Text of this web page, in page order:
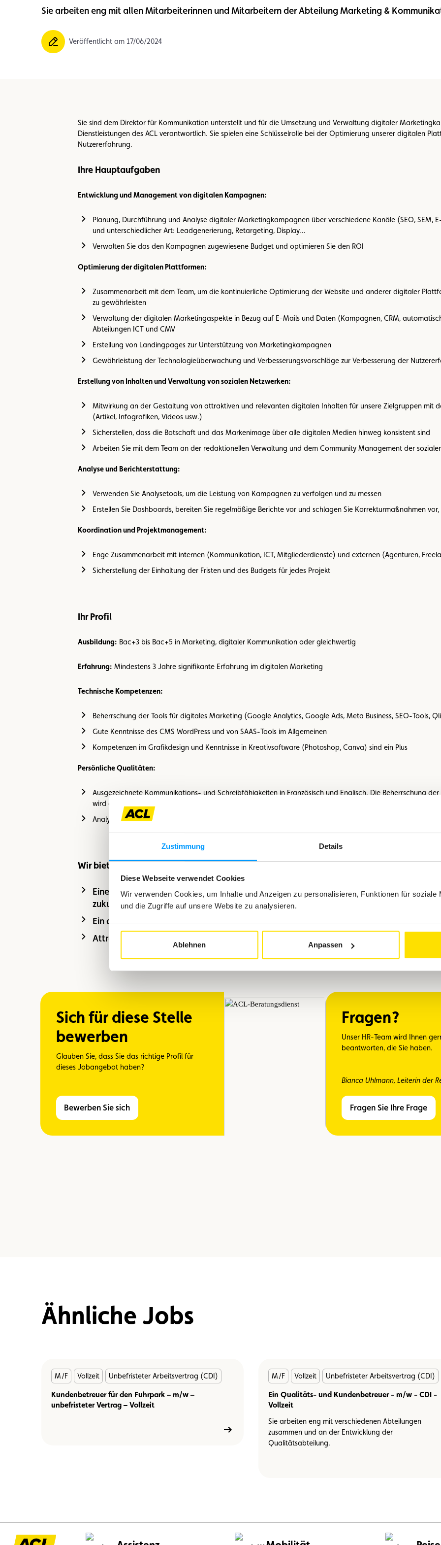
Zustimmung Details
Diese Webseite verwendet Cookies
Wir verwenden Cookies, um Inhalte und Anzeigen zu personalisieren, Funktionen für soziale
und die Zugriffe auf unsere Website zu analysieren.
Ablehnen Anpassen
Mitglied Mitgliedervorteile Vignetten Umweltplakette Kaufvertrag
Sie arbeiten eng mit allen Mitarbeiterinnen und Mitarbeitern der Abteilung Marketing &
Veröffentlicht am 17/06/2024
Sie sind dem Direktor für Kommunikation unterstellt und für die Umsetzung und Verwaltung digitaler
Dienstleistungen des ACL verantwortlich. Sie spielen eine Schlüsselrolle bei der Optimierung unserer digitalen
Nutzererfahrung.
Ihre Hauptaufgaben
Entwicklung und Management von digitalen Kampagnen:
Planung, Durchführung und Analyse digitaler Marketingkampagnen über verschiedene Kanäle (SEO, SEM,
und unterschiedlicher Art: Leadgenerierung, Retargeting, Display…
Verwalten Sie das den Kampagnen zugewiesene Budget und optimieren Sie den ROI
Optimierung der digitalen Plattformen:
Zusammenarbeit mit dem Team, um die kontinuierliche Optimierung der Website und anderer digitaler
zu gewährleisten
Verwaltung der digitalen Marketingaspekte in Bezug auf E-Mails und Daten (Kampagnen, CRM,
Abteilungen ICT und CMV
Erstellung von Landingpages zur Unterstützung von Marketingkampagnen
Gewährleistung der Technologieüberwachung und Verbesserungsvorschläge zur Verbesserung der
Erstellung von Inhalten und Verwaltung von sozialen Netzwerken:
Mitwirkung an der Gestaltung von attraktiven und relevanten digitalen Inhalten für unsere Zielgruppen mit
(Artikel, Infografiken, Videos usw.)
Sicherstellen, dass die Botschaft und das Markenimage über alle digitalen Medien hinweg konsistent sind
Arbeiten Sie mit dem Team an der redaktionellen Verwaltung und dem Community Management der
Analyse und Berichterstattung:
Verwenden Sie Analysetools, um die Leistung von Kampagnen zu verfolgen und zu messen
Erstellen Sie Dashboards, bereiten Sie regelmäßige Berichte vor und schlagen Sie Korrekturmaßnahmen
Koordination und Projektmanagement:
Enge Zusammenarbeit mit internen (Kommunikation, ICT, Mitgliederdienste) und externen (Agenturen,
Sicherstellung der Einhaltung der Fristen und des Budgets für jedes Projekt
Ihr Profil
Ausbildung: Bac+3 bis Bac+5 in Marketing, digitaler Kommunikation oder gleichwertig
Erfahrung: Mindestens 3 Jahre signifikante Erfahrung im digitalen Marketing
Technische Kompetenzen:
Beherrschung der Tools für digitales Marketing (Google Analytics, Google Ads, Meta Business, SEO-Tools,
Gute Kenntnisse des CMS WordPress und von SAAS-Tools im Allgemeinen
Kompetenzen im Grafikdesign und Kenntnisse in Kreativsoftware (Photoshop, Canva) sind ein Plus
Persönliche Qualitäten:
Ausgezeichnete Kommunikations- und Schreibfähigkeiten in Französisch und Englisch. Die Beherrschung
wird als Plus angesehen
Analytisches Denkvermögen und die Fähigkeit, Daten zu interpretieren, um fundierte Entscheidungen zu
Wir bieten
Eine abwechslungsreiche und entwicklungsfähige Arbeit in einem dynamischen Team
zukunftsorientierten Unternehmen
Ein attraktives Gehaltspaket, das sich an Ihren Fähigkeiten und Leistungen orientiert
Attraktive Arbeitsbedingungen (flexible Arbeitszeiten, ein Parkplatz)
Sich für diese Stelle
bewerben
Glauben Sie, dass Sie das richtige Profil für
dieses Jobangebot haben?
Bewerben Sie sich
Fragen?
Unser HR-Team wird Ihnen
beantworten, die Sie haben.
Bianca Uhlmann, Leiterin der
Fragen Sie Ihre Frage
Ähnliche Jobs
M/F Vollzeit Unbefristeter Arbeitsvertrag (CDI)
Kundenbetreuer für den Fuhrpark – m/w –
unbefristeter Vertrag – Vollzeit
En
savoir
plus
M/F Vollzeit Unbefristeter Arbeitsvertrag (CDI)
Ein Qualitäts- und Kundenbetreuer - m/w - CDI -
Vollzeit
Sie arbeiten eng mit verschiedenen Abteilungen
zusammen und an der Entwicklung der
Qualitätsabteilung.
En
savoir
plus